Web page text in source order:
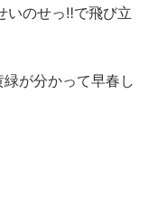
のせっ‼で飛び立
が分かって早春し